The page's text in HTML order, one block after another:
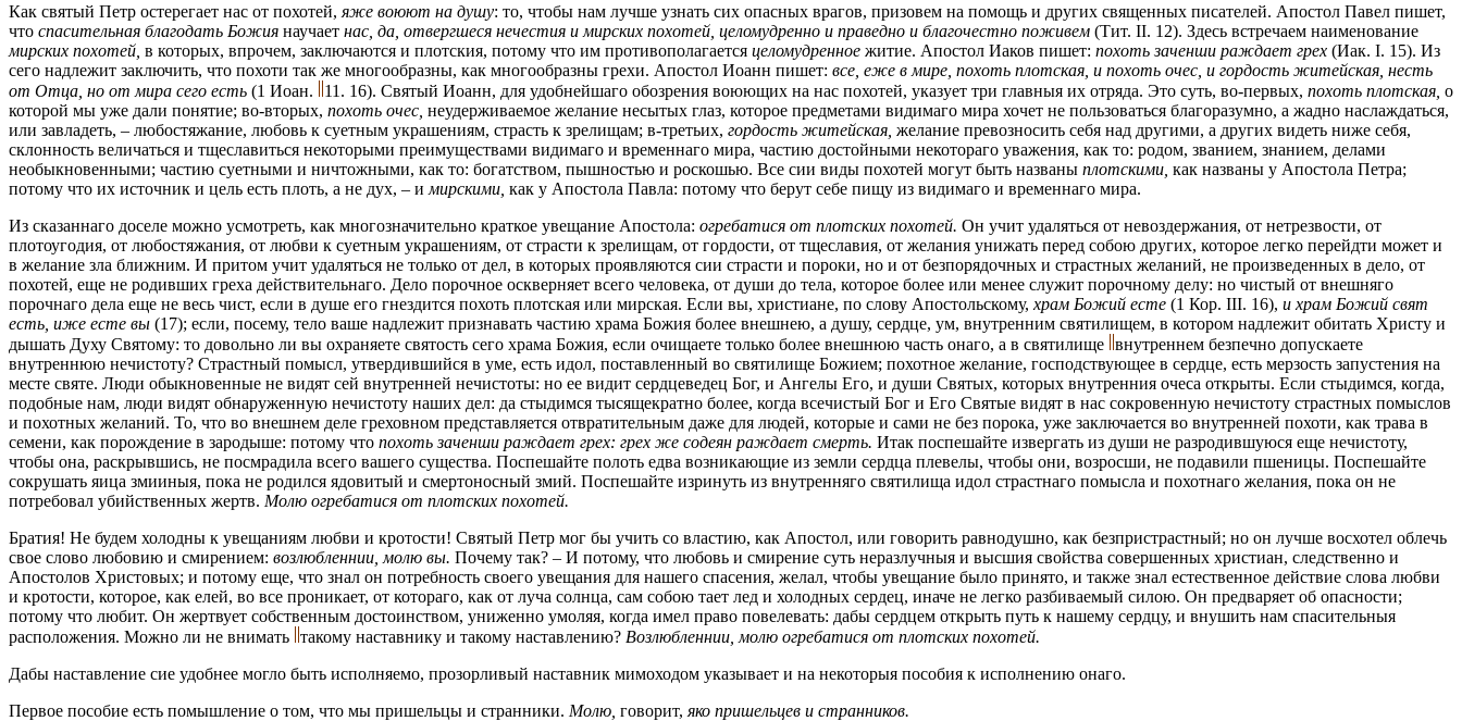
Как святый Петр остерегает нас от похотей, яже воюют на душу: то, чтобы нам лучше узнать сих опасных врагов, призовем на помощь и других священных писателей. Апостол Павел пишет,
что спасительная благодать Божия научает нас, да, отвергшеся нечестия и мирских похотей, целомудренно и праведно и благочестно поживем (Тит. II. 12). Здесь встречаем наименование
мирских похотей, в которых, впрочем, заключаются и плотския, потому что им противополагается целомудренное житие. Апостол Иаков пишет: похоть заченши раждает грех (Иак. I. 15). Из
сего надлежит заключить, что похоти так же многообразны, как многообразны грехи. Апостол Иоанн пишет: все, еже в мире, похоть плотская, и похоть очес, и гордость житейская, несть
от Отца, но от мира сего есть (1 Иоан. 11. 16). Святый Иоанн, для удобнейшаго обозрения воюющих на нас похотей, указует три главныя их отряда. Это суть, во-первых, похоть плотская, о
которой мы уже дали понятие; во-вторых, похоть очес, неудерживаемое желание несытых глаз, которое предметами видимаго мира хочет не пользоваться благоразумно, а жадно наслаждаться,
или завладеть, – любостяжание, любовь к суетным украшениям, страсть к зрелищам; в-третьих, гордость житейская, желание превозносить себя над другими, а других видеть ниже себя,
склонность величаться и тщеславиться некоторыми преимуществами видимаго и временнаго мира, частию достойными некотораго уважения, как то: родом, званием, знанием, делами
необыкновенными; частию суетными и ничтожными, как то: богатством, пышностью и роскошью. Все сии виды похотей могут быть названы плотскими, как названы у Апостола Петра;
потому что их источник и цель есть плоть, а не дух, – и мирскими, как у Апостола Павла: потому что берут себе пищу из видимаго и временнаго мира.
Из сказаннаго доселе можно усмотреть, как многозначительно краткое увещание Апостола: огребатися от плотских похотей. Он учит удаляться от невоздержания, от нетрезвости, от
плотоугодия, от любостяжания, от любви к суетным украшениям, от страсти к зрелищам, от гордости, от тщеславия, от желания унижать перед собою других, которое легко перейдти может и
в желание зла ближним. И притом учит удаляться не только от дел, в которых проявляются сии страсти и пороки, но и от безпорядочных и страстных желаний, не произведенных в дело, от
похотей, еще не родивших греха действительнаго. Дело порочное оскверняет всего человека, от души до тела, которое более или менее служит порочному делу: но чистый от внешняго
порочнаго дела еще не весь чист, если в душе его гнездится похоть плотская или мирская. Если вы, христиане, по слову Апостольскому, храм Божий есте (1 Кор. III. 16), и храм Божий свят
есть, иже есте вы (17); если, посему, тело ваше надлежит признавать частию храма Божия более внешнею, а душу, сердце, ум, внутренним святилищем, в котором надлежит обитать Христу и
дышать Духу Святому: то довольно ли вы охраняете святость сего храма Божия, если очищаете только более внешнюю часть онаго, а в святилище внутреннем безпечно допускаете
внутреннюю нечистоту? Страстный помысл, утвердившийся в уме, есть идол, поставленный во святилище Божием; похотное желание, господствующее в сердце, есть мерзость запустения на
месте святе. Люди обыкновенные не видят сей внутренней нечистоты: но ее видит сердцеведец Бог, и Ангелы Его, и души Святых, которых внутренния очеса открыты. Если стыдимся, когда,
подобные нам, люди видят обнаруженную нечистоту наших дел: да стыдимся тысящекратно более, когда всечистый Бог и Его Святые видят в нас сокровенную нечистоту страстных помыслов
и похотных желаний. То, чтo во внешнем деле греховном представляется отвратительным даже для людей, которые и сами не без порока, уже заключается во внутренней похоти, как трава в
семени, как порождение в зародыше: потому что похоть заченши раждает грех: грех же содеян раждает смерть. Итак поспешайте извергать из души не разродившуюся еще нечистоту,
чтобы она, раскрывшись, не посмрадила всего вашего существа. Поспешайте полоть едва возникающие из земли сердца плевелы, чтобы они, возросши, не подавили пшеницы. Поспешайте
сокрушать яица змииныя, пока не родился ядовитый и смертоносный змий. Поспешайте изринуть из внутренняго святилища идол страстнаго помысла и похотнаго желания, пока он не
потребовал убийственных жертв. Молю огребатися от плотских похотей.
Братия! Не будем холодны к увещаниям любви и кротости! Святый Петр мог бы учить со властию, как Апостол, или говорить равнодушно, как безпристрастный; но он лучше восхотел облечь
свое слово любовию и смирением: возлюбленнии, молю вы. Почему так? – И потому, что любовь и смирение суть неразлучныя и высшия свойства совершенных христиан, следственно и
Апостолов Христовых; и потому еще, что знал он потребность своего увещания для нашего спасения, желал, чтобы увещание было принято, и также знал естественное действие слова любви
и кротости, которое, как елей, во все проникает, от котораго, как от луча солнца, сам собою тает лед и холодных сердец, иначе не легко разбиваемый силою. Он предваряет об опасности;
потому что любит. Он жертвует собственным достоинством, униженно умоляя, когда имел право повелевать: дабы сердцем открыть путь к нашему сердцу, и внушить нам спасительныя
расположения. Можно ли не внимать такому наставнику и такому наставлению? Возлюбленнии, молю огребатися от плотских похотей.
Дабы наставление cиe удобнее могло быть исполняемо, прозорливый наставник мимоходом указывает и на некоторыя пособия к исполнению онаго.
Первое пособие есть помышление о том, что мы пришельцы и странники. Молю, говорит, яко пришельцев и странников.